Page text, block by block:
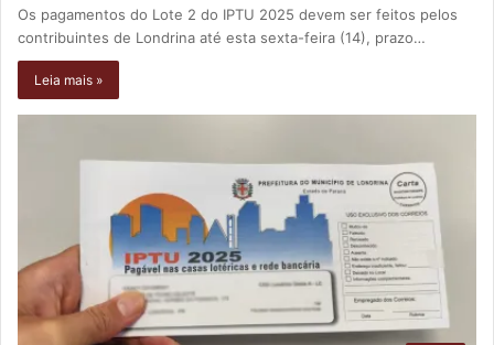
Os pagamentos do Lote 2 do IPTU 2025 devem ser feitos pelos
contribuintes de Londrina até esta sexta-feira (14), prazo…
Leia mais »